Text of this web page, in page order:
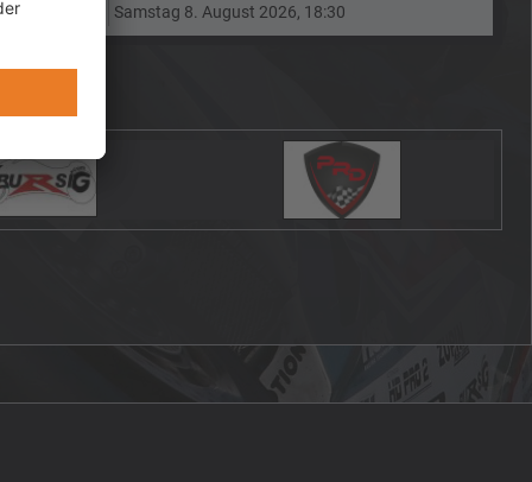
Samstag 8. August 2026, 18:30